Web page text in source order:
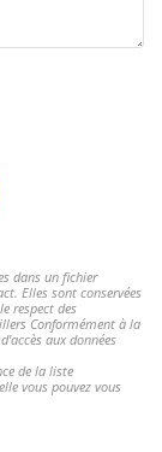
dans un fichier
Elles sont conservées
respect des
Conformément à la
aux données
de la liste
vous pouvez vous